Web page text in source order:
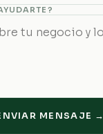
MENSAJE →